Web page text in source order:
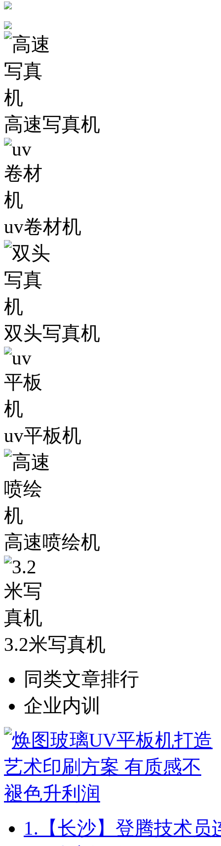
高速写真机
uv卷材机
双头写真机
uv平板机
高速喷绘机
3.2米写真机
同类文章排行
企业内训
1. 【长沙】登腾技术